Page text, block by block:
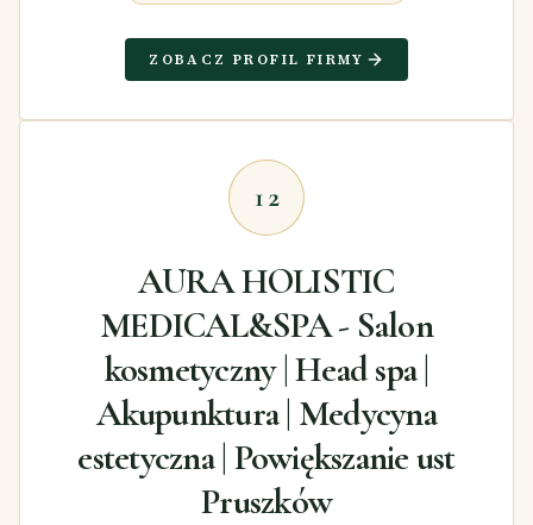
ZOBACZ PROFIL FIRMY
12
AURA HOLISTIC
MEDICAL&SPA - Salon
kosmetyczny | Head spa |
Akupunktura | Medycyna
estetyczna | Powiększanie ust
Pruszków